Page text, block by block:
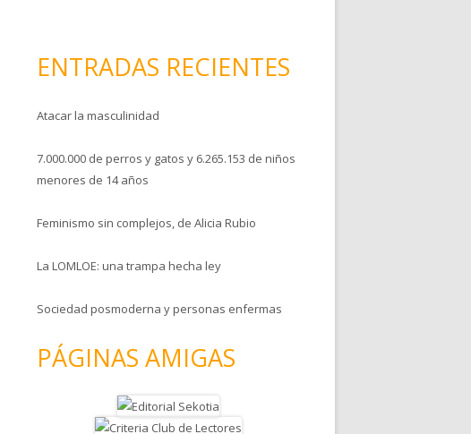
ENTRADAS RECIENTES
Atacar la masculinidad
7.000.000 de perros y gatos y 6.265.153 de niños
menores de 14 años
Feminismo sin complejos, de Alicia Rubio
La LOMLOE: una trampa hecha ley
Sociedad posmoderna y personas enfermas
PÁGINAS AMIGAS